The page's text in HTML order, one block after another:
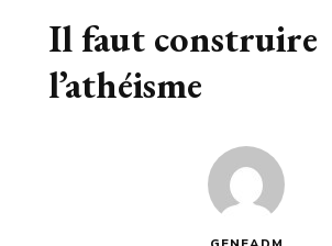
Il faut construire
l’athéisme